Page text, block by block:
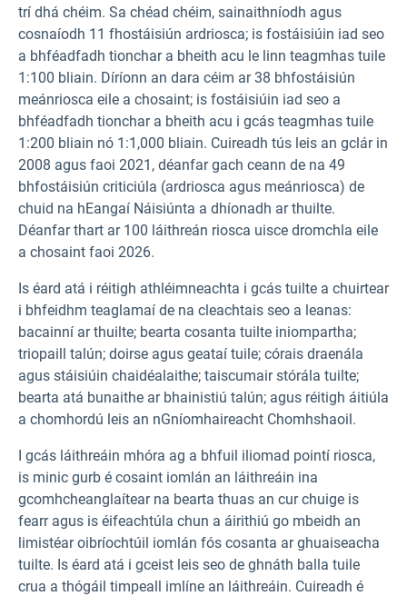
trí dhá chéim. Sa chéad chéim, sainaithníodh agus
cosnaíodh 11 fhostáisiún ardriosca; is fostáisiúin iad seo
a bhféadfadh tionchar a bheith acu le linn teagmhas tuile
1:100 bliain. Díríonn an dara céim ar 38 bhfostáisiún
meánriosca eile a chosaint; is fostáisiúin iad seo a
bhféadfadh tionchar a bheith acu i gcás teagmhas tuile
1:200 bliain nó 1:1,000 bliain. Cuireadh tús leis an gclár in
2008 agus faoi 2021, déanfar gach ceann de na 49
bhfostáisiún criticiúla (ardriosca agus meánriosca) de
chuid na hEangaí Náisiúnta a dhíonadh ar thuilte.
Déanfar thart ar 100 láithreán riosca uisce dromchla eile
a chosaint faoi 2026.
Is éard atá i réitigh athléimneachta i gcás tuilte a chuirtear
i bhfeidhm teaglamaí de na cleachtais seo a leanas:
bacainní ar thuilte; bearta cosanta tuilte iniompartha;
triopaill talún; doirse agus geataí tuile; córais draenála
agus stáisiúin chaidéalaithe; taiscumair stórála tuilte;
bearta atá bunaithe ar bhainistiú talún; agus réitigh áitiúla
a chomhordú leis an nGníomhaireacht Chomhshaoil.
I gcás láithreáin mhóra ag a bhfuil iliomad pointí riosca,
is minic gurb é cosaint iomlán an láithreáin ina
gcomhcheanglaítear na bearta thuas an cur chuige is
fearr agus is éifeachtúla chun a áirithiú go mbeidh an
limistéar oibríochtúil iomlán fós cosanta ar ghuaiseacha
tuilte. Is éard atá i gceist leis seo de ghnáth balla tuile
crua a thógáil timpeall imlíne an láithreáin. Cuireadh é